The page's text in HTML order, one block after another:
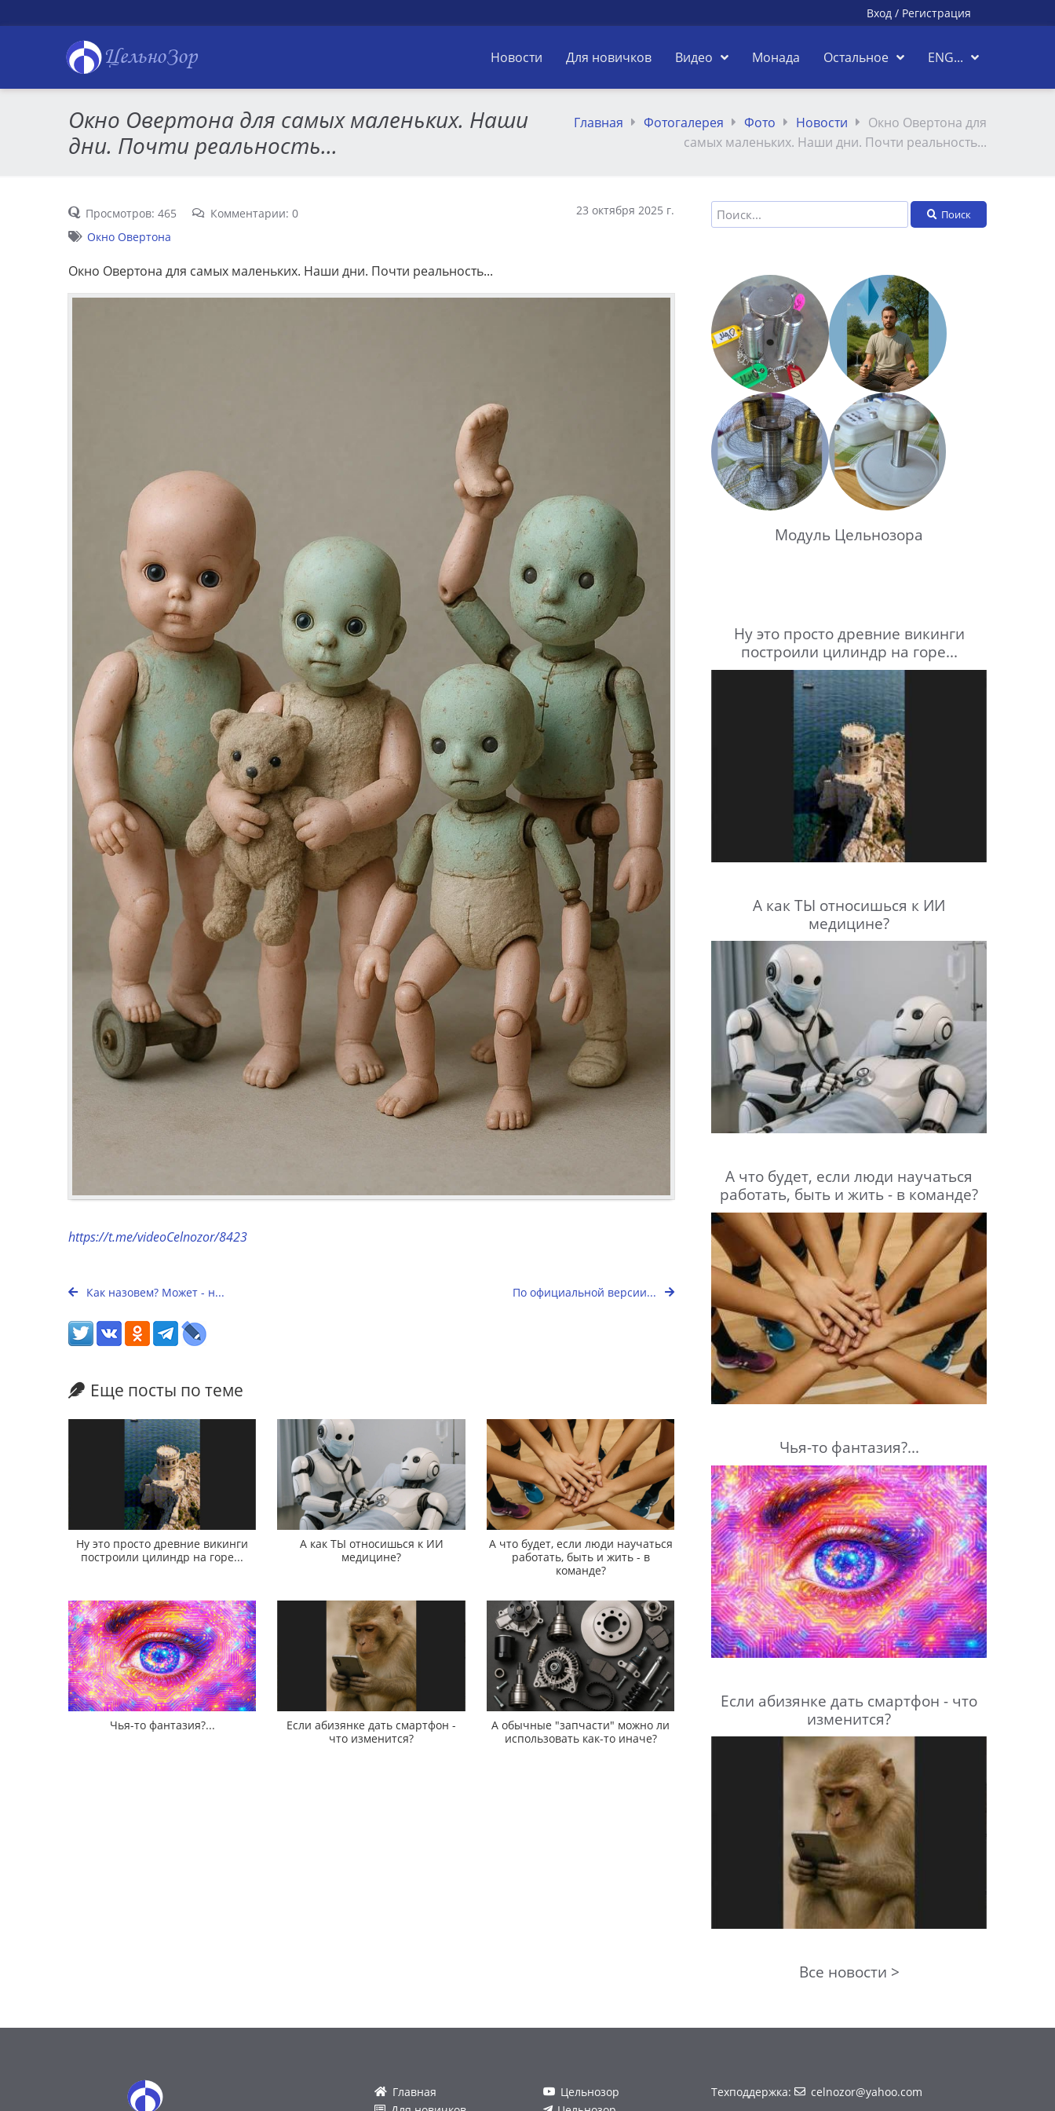
Вход / Регистрация
ЦельноЗор Новости Для новичков Видео Монада Остальное ENG...
Окно Овертона для самых маленьких. Наши
дни. Почти реальность...
Главная Фотогалерея Фото Новости
Окно Овертона для
самых маленьких. Наши дни. Почти реальность...
Просмотров: 465 Комментарии: 0
23 октября 2025 г.
Окно Овертона
Окно Овертона для самых маленьких. Наши дни. Почти реальность...
https://t.me/videoCelnozor/8423
Как назовем? Может - н... По официальной версии...
Еще посты по теме
Ну это просто древние викинги
построили цилиндр на горе...
А как ТЫ относишься к ИИ
медицине?
А что будет, если люди научаться
работать, быть и жить - в
команде?
Чья-то фантазия?...
Если абизянке дать смартфон -
что изменится?
А обычные "запчасти" можно ли
использовать как-то иначе?
Поиск
Модуль Цельнозора
Ну это просто древние викинги
построили цилиндр на горе...
А как ТЫ относишься к ИИ
медицине?
А что будет, если люди научаться
работать, быть и жить - в команде?
Чья-то фантазия?...
Если абизянке дать смартфон - что
изменится?
Все новости >
Главная
Цельнозор
Техподдержка: celnozor@yahoo.com